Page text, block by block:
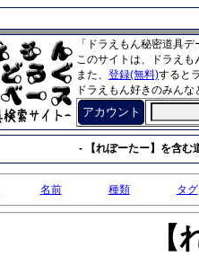
「ドラえもん秘密道具
このサイトは、ドラえ
また、 登録(無料)すると
ドラえもん好きのみん
アカウント
- 【れぽーたー】を含む
名前 種類 タグ